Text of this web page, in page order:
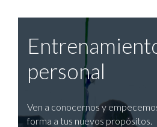
personal
Ven a conocernos y
forma a tus nuevos propósitos.